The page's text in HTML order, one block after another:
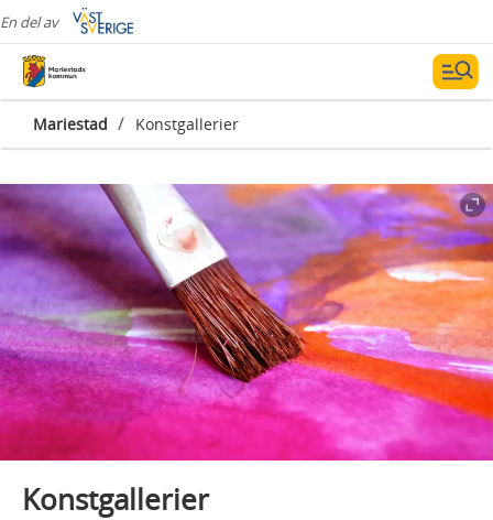
En del av
Mariestad / Konstgallerier
Konstgallerier